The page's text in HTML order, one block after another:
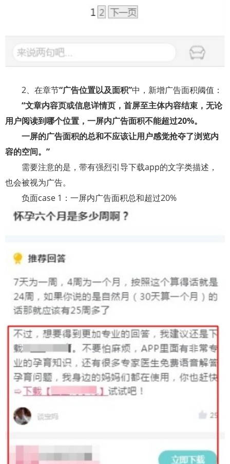
2、在章节“广告位置以及面积”中，新增广告面积阈值：
“文章内容页或信息详情页，首屏至主体内容结束，无论
用户阅读到哪个位置，一屏内广告面积不能超过20%。
一屏的广告面积的总和不应该让用户感觉抢夺了浏览内
容的空间。”
需要注意的是，带有强烈引导下载app的文字类描述，
也会被视为广告。
负面case 1 ：一屏内广告面积总和超过20%